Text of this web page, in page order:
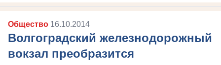
Общество 16.10.2014
Волгоградский железнодорожный
вокзал преобразится